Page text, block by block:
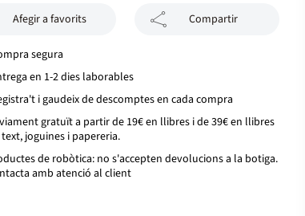
Afegir a favorits Compartir
segura
en 1-2 dies laborables
i gaudeix de descomptes en cada compra
gratuït a partir de 19€ en llibres i de 39€ en llibres
joguines i papereria.
de robòtica: no s'accepten devolucions a la botiga.
amb atenció al client